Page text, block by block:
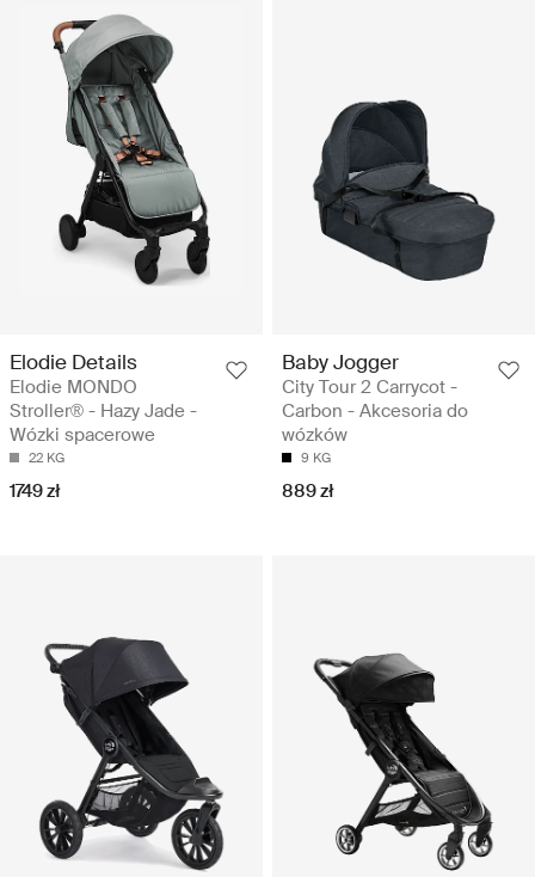
Elodie Details
Elodie MONDO
Stroller® - Hazy Jade -
Wózki spacerowe
22 KG
1749 zł
Baby Jogger
City Tour 2 Carrycot -
Carbon - Akcesoria do
wózków
9 KG
889 zł